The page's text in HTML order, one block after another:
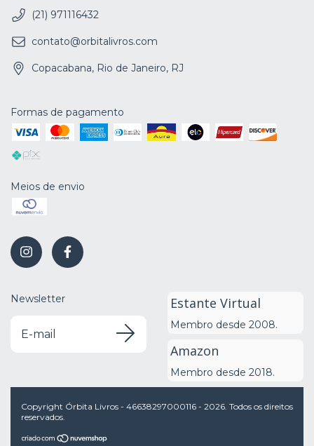
(21) 971116432
contato@orbitalivros.com
Copacabana, Rio de Janeiro, RJ
Formas de pagamento
Meios de envio
Newsletter Estante Virtual
Membro desde 2008.
Amazon
Membro desde 2018.
Copyright Órbita Livros - 46638297000116 - 2026. Todos os direitos
reservados.